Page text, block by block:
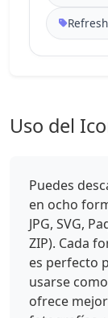
Uso del
Puedes
en ocho
JPG, SVG,
ZIP). Cada
es perfecto
usarse
ofrece